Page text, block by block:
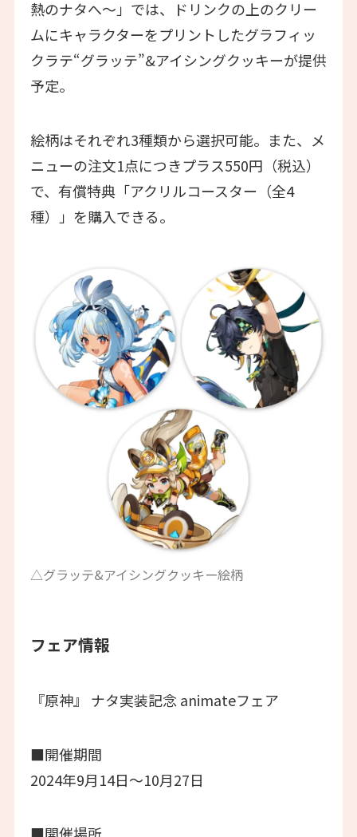
熱のナタへ～」では、ドリンクの上のクリー
ムにキャラクターをプリントしたグラフィッ
クラテ“グラッテ”&アイシングクッキーが提供
予定。
絵柄はそれぞれ3種類から選択可能。また、メ
ニューの注文1点につきプラス550円（税込）
で、有償特典「アクリルコースター（全4
種）」を購入できる。
△グラッテ&アイシングクッキー絵柄
フェア情報
『原神』 ナタ実装記念 animateフェア
■開催期間
2024年9月14日～10月27日